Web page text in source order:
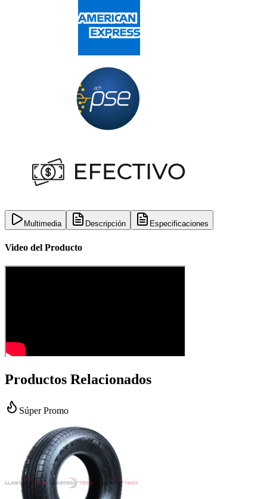
Multimedia Descripción Especificaciones
Video del Producto
Productos Relacionados
Súper Promo